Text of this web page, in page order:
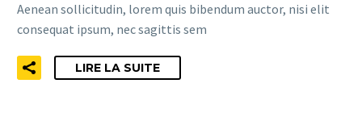
Aenean sollicitudin, lorem quis bibendum auctor, nisi elit
consequat ipsum, nec sagittis sem
LIRE LA SUITE